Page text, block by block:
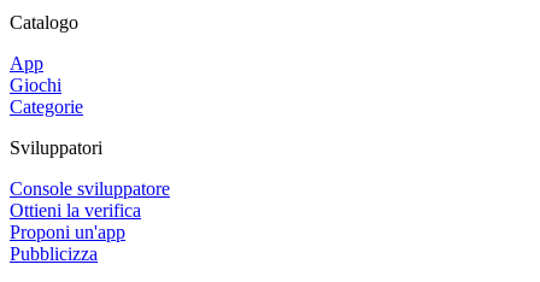
Catalogo
App
Giochi
Categorie
Sviluppatori
Console sviluppatore
Ottieni la verifica
Proponi un'app
Pubblicizza